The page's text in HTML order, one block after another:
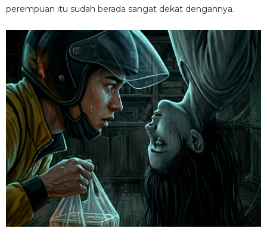
perempuan itu sudah berada sangat dekat dengannya.